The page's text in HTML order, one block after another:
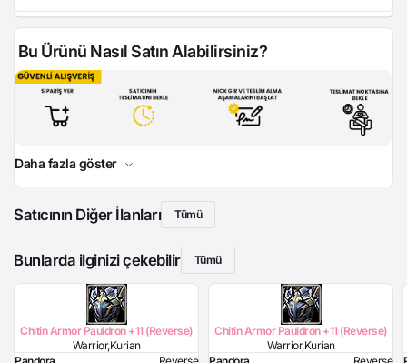
Bu Ürünü Nasıl Satın Alabilirsiniz?
Daha fazla göster
Satıcının Diğer İlanları Tümü
Bunlarda ilginizi çekebilir Tümü
Chitin Armor Pauldron +11 (Reverse)
Warrior,Kurian
Chitin Armor Pauldron +11 (Reverse)
Warrior,Kurian